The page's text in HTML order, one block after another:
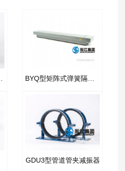
GDU3型管道管夹减振器